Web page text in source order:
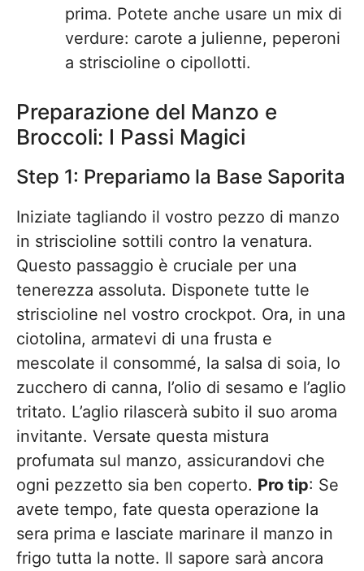
prima. Potete anche usare un mix di
verdure: carote a julienne, peperoni
a striscioline o cipollotti.
Preparazione del Manzo e
Broccoli: I Passi Magici
Step 1: Prepariamo la Base Saporita
Iniziate tagliando il vostro pezzo di manzo
in striscioline sottili contro la venatura.
Questo passaggio è cruciale per una
tenerezza assoluta. Disponete tutte le
striscioline nel vostro crockpot. Ora, in una
ciotolina, armatevi di una frusta e
mescolate il consommé, la salsa di soia, lo
zucchero di canna, l’olio di sesamo e l’aglio
tritato. L’aglio rilascerà subito il suo aroma
invitante. Versate questa mistura
profumata sul manzo, assicurandovi che
ogni pezzetto sia ben coperto. Pro tip: Se
avete tempo, fate questa operazione la
sera prima e lasciate marinare il manzo in
frigo tutta la notte. Il sapore sarà ancora